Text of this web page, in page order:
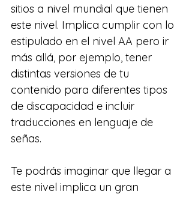
sitios a nivel mundial que tienen
este nivel. Implica cumplir con lo
estipulado en el nivel AA pero ir
más allá, por ejemplo, tener
distintas versiones de tu
contenido para diferentes tipos
de discapacidad e incluir
traducciones en lenguaje de
señas.
Te podrás imaginar que llegar a
este nivel implica un gran